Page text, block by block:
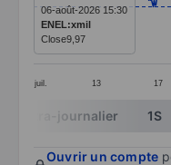
The chart has 1 X
The chart has 1 Y
juil. 13 17
06-août-2026 15:30
ENEL:xmil
Close9,97
End of interactive
Intra-journalier 1S
Ouvrir un compte